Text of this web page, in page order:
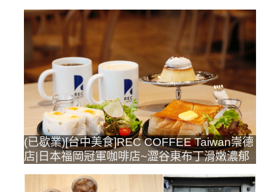
(已歇業)[台中美食]REC COFFEE Taiwan崇德
店|日本福岡冠軍咖啡店~澀谷東布丁滑嫩濃郁